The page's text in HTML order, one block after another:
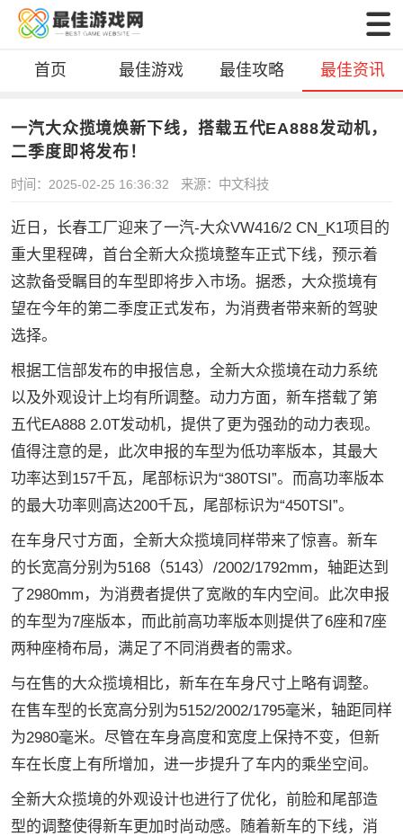
首页 最佳游戏 最佳攻略 最佳资讯
一汽大众揽境焕新下线，搭载五代EA888发动机，
二季度即将发布！
时间：2025-02-25 16:36:32 来源：中文科技
近日，长春工厂迎来了一汽-大众VW416/2 CN_K1项目的
重大里程碑，首台全新大众揽境整车正式下线，预示着
这款备受瞩目的车型即将步入市场。据悉，大众揽境有
望在今年的第二季度正式发布，为消费者带来新的驾驶
选择。
根据工信部发布的申报信息，全新大众揽境在动力系统
以及外观设计上均有所调整。动力方面，新车搭载了第
五代EA888 2.0T发动机，提供了更为强劲的动力表现。
值得注意的是，此次申报的车型为低功率版本，其最大
功率达到157千瓦，尾部标识为“380TSI”。而高功率版本
的最大功率则高达200千瓦，尾部标识为“450TSI”。
在车身尺寸方面，全新大众揽境同样带来了惊喜。新车
的长宽高分别为5168（5143）/2002/1792mm，轴距达到
了2980mm，为消费者提供了宽敞的车内空间。此次申报
的车型为7座版本，而此前高功率版本则提供了6座和7座
两种座椅布局，满足了不同消费者的需求。
与在售的大众揽境相比，新车在车身尺寸上略有调整。
在售车型的长宽高分别为5152/2002/1795毫米，轴距同样
为2980毫米。尽管在车身高度和宽度上保持不变，但新
车在长度上有所增加，进一步提升了车内的乘坐空间。
全新大众揽境的外观设计也进行了优化，前脸和尾部造
型的调整使得新车更加时尚动感。随着新车的下线，消